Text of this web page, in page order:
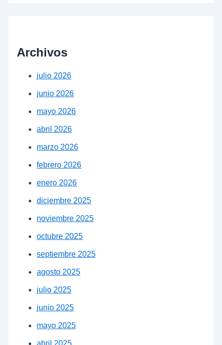
Archivos
julio 2026
junio 2026
mayo 2026
abril 2026
marzo 2026
febrero 2026
enero 2026
diciembre 2025
noviembre 2025
octubre 2025
septiembre 2025
agosto 2025
julio 2025
junio 2025
mayo 2025
abril 2025